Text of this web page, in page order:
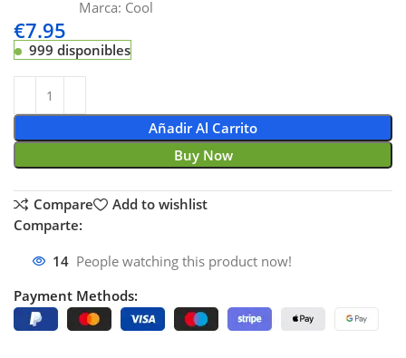
Marca: Cool
€7.95
999 disponibles
Añadir Al Carrito
Buy Now
Compare
Add to wishlist
Comparte:
14 People watching this product now!
Payment Methods: